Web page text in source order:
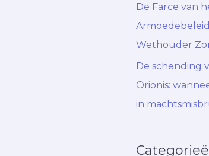
De Farce van
Wethouder
De schending
Orionis:
in